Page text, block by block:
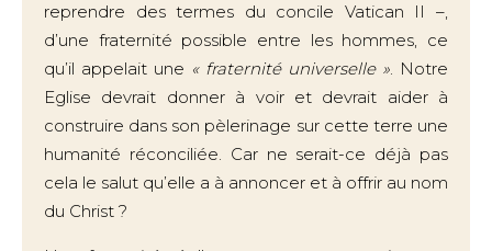
reprendre des termes du concile Vatican II –,
d’une fraternité possible entre les hommes, ce
qu’il appelait une « fraternité universelle ». Notre
Eglise devrait donner à voir et devrait aider à
construire dans son pèlerinage sur cette terre une
humanité réconciliée. Car ne serait-ce déjà pas
cela le salut qu’elle a à annoncer et à offrir au nom
du Christ ?